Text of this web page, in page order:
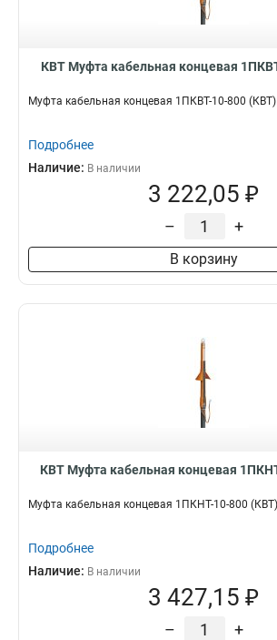
КВТ Муфта кабельная концевая
Муфта кабельная концевая 1ПКВТ-10-800 (КВТ)
Подробнее
Наличие: В наличии
3 222,05 ₽
– +
В корзину
КВТ Муфта кабельная концевая
Муфта кабельная концевая 1ПКНТ-10-800 (КВТ)
Подробнее
Наличие: В наличии
3 427,15 ₽
– +